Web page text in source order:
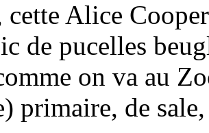
cette Alice
de pucelles
on va au
primaire, de